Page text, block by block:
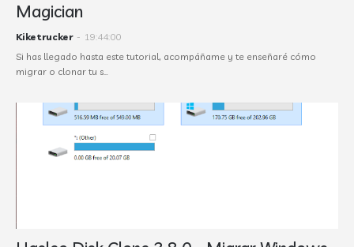
Magician
Kiketrucker - 19:44:00
Si has llegado hasta este tutorial, acompáñame y te enseñaré cómo
migrar o clonar tu s…